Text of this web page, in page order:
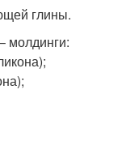
глины.
молдинги: